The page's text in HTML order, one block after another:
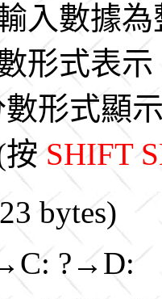
入數據
形式表
形式顯
按SHIFT
bytes)
?→D: